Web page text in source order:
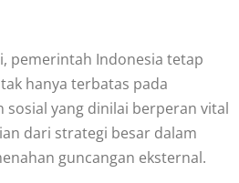
pemerintah Indonesia tetap
hanya terbatas pada
yang dinilai berperan vital
dari strategi besar dalam
guncangan eksternal.